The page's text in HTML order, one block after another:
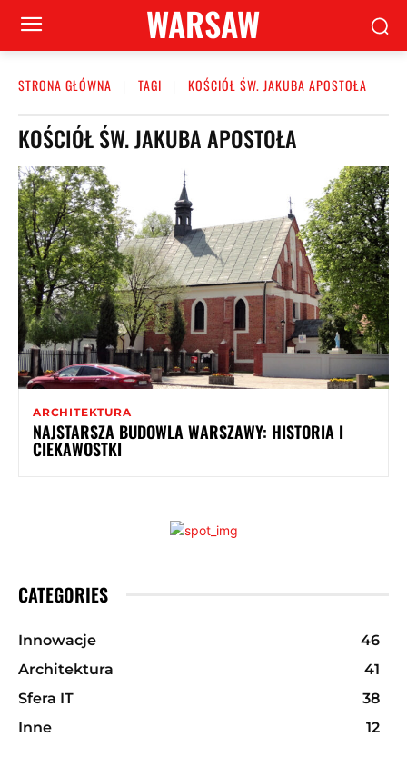
WARSAW
STRONA GŁÓWNA TAGI KOŚCIÓŁ ŚW. JAKUBA APOSTOŁA
KOŚCIÓŁ ŚW. JAKUBA APOSTOŁA
ARCHITEKTURA
NAJSTARSZA BUDOWLA WARSZAWY: HISTORIA I
CIEKAWOSTKI
CATEGORIES
Innowacje
46
Architektura
41
Sfera IT
38
Inne
12